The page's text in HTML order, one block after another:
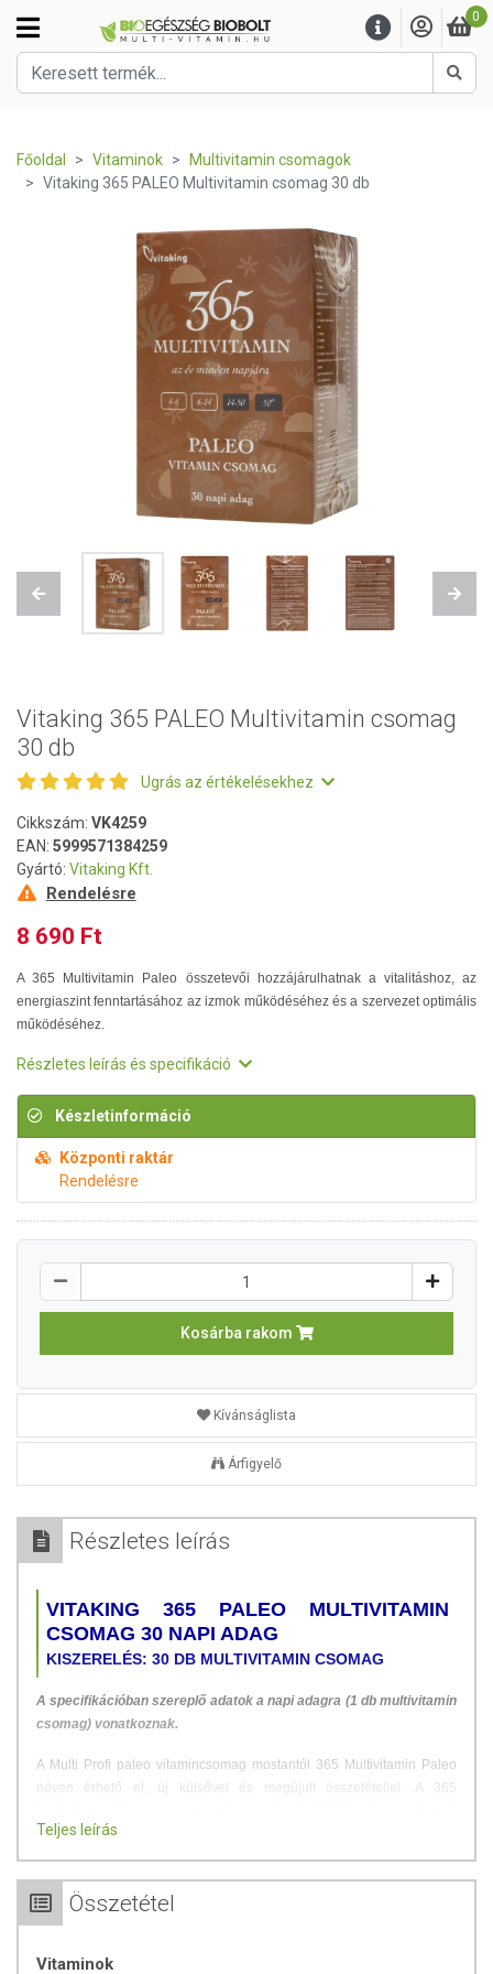
0
Főoldal Vitaminok
Multivitamin csomagok
Vitaking 365 PALEO Multivitamin csomag 30 db
Previous Next
Vitaking 365 PALEO Multivitamin csomag
30 db
Ugrás az értékelésekhez
Cikkszám: VK4259
EAN: 5999571384259
Gyártó: Vitaking Kft.
Rendelésre
8 690 Ft
A 365 Multivitamin Paleo összetevői hozzájárulhatnak a vitalitáshoz, az
energiaszint fenntartásához az izmok működéséhez és a szervezet optimális
működéséhez.
Részletes leírás és specifikáció
Készletinformáció
Központi raktár
Rendelésre
Kosárba rakom
Kívánságlista
Árfigyelő
Részletes leírás
VITAKING 365 PALEO MULTIVITAMIN
CSOMAG 30 NAPI ADAG
KISZERELÉS: 30 DB MULTIVITAMIN CSOMAG
A specifikációban szereplő adatok a napi adagra (1 db multivitamin
csomag) vonatkoznak.
A Multi Profi paleo vitamincsomag mostantól 365 Multivitamin Paleo
néven érhető el, új külsővel és megújult összetétellel. A 365
készült, olyan gondosan válogatott vitaminokat, ásványi anyagokat és
természetes összetevőket tartalmaz, melyek kiválóan beilleszthetők
ebbe a speciális étrendbe.
tápanyagokat tartalmaz optimális formában. Minden napi multivitamin
Teljes leírás
Összetétel
Vitaminok